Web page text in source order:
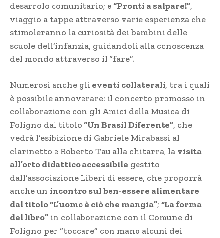
desarrolo comunitario; e“Pronti a salpare!”,
viaggio a tappe attraverso varie esperienza che
stimoleranno la curiosità dei bambini delle
scuole dell’infanzia, guidandoli alla conoscenza
del mondo attraverso il “fare”.
Numerosi anche gli eventi collaterali, tra i quali
è possibile annoverare: il concerto promosso in
collaborazione con gli Amici della Musica di
Foligno dal titolo “Un Brasil Diferente”, che
vedrà l’esibizione di Gabriele Mirabassi al
clarinetto e Roberto Tau alla chitarra; la visita
all’orto didattico accessibile gestito
dall’associazione Liberi di essere, che proporrà
anche un incontro sul ben-essere alimentare
dal titolo “L’uomo è ciò che mangia”; “La forma
del libro” in collaborazione con il Comune di
Foligno per “toccare” con mano alcuni dei